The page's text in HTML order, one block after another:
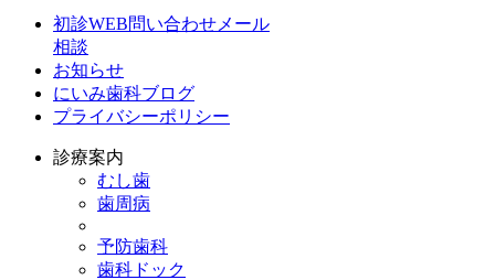
初診WEB問い合わせメール
相談
お知らせ
にいみ歯科ブログ
プライバシーポリシー
診療案内
むし歯
歯周病
予防歯科
歯科ドック